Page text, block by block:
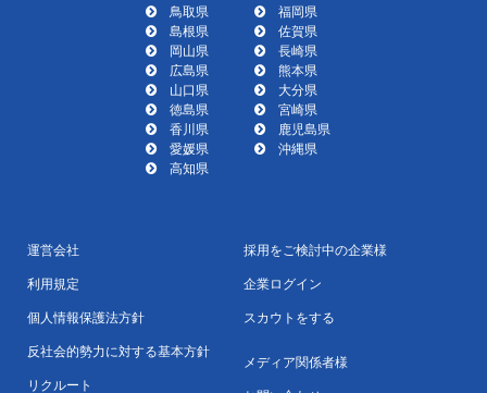
鳥取県
島根県
岡山県
広島県
山口県
徳島県
香川県
愛媛県
高知県
福岡県
佐賀県
長崎県
熊本県
大分県
宮崎県
鹿児島県
沖縄県
運営会社
利用規定
個人情報保護法方針
反社会的勢力に対する基本方針
リクルート
採用をご検討中の企業様
企業ログイン
スカウトをする
メディア関係者様